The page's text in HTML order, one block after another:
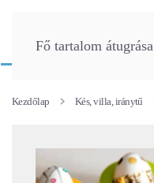
Fő tartalom átugrása
Kezdőlap Kés, villa, iránytű